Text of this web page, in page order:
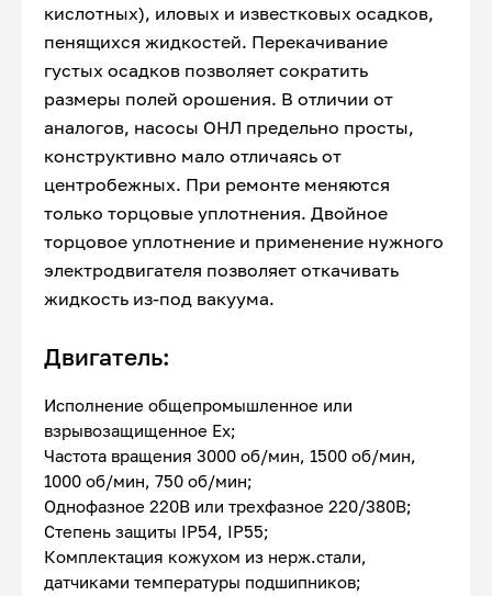
кислотных), иловых и известковых осадков,
пенящихся жидкостей. Перекачивание
густых осадков позволяет сократить
размеры полей орошения. В отличии от
аналогов, насосы ОНЛ предельно просты,
конструктивно мало отличаясь от
центробежных. При ремонте меняются
только торцовые уплотнения. Двойное
торцовое уплотнение и применение нужного
электродвигателя позволяет откачивать
жидкость из-под вакуума.
Двигатель:
Исполнение общепромышленное или
взрывозащищенное Ex;
Частота вращения 3000 об/мин, 1500 об/мин,
1000 об/мин, 750 об/мин;
Однофазное 220В или трехфазное 220/380В;
Степень защиты IP54, IP55;
Комплектация кожухом из нерж.стали,
датчиками температуры подшипников;